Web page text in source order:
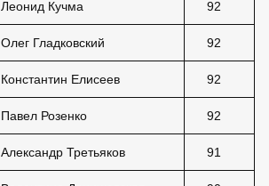
Леонид Кучма 92
Олег Гладковский 92
Константин Елисеев 92
Павел Розенко 92
Александр Третьяков 91